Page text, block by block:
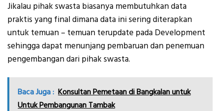
Jikalau pihak swasta biasanya membutuhkan data
praktis yang final dimana data ini sering diterapkan
untuk temuan – temuan terupdate pada Development
sehingga dapat menunjang pembaruan dan penemuan
pengembangan dari pihak swasta.
Baca Juga : Konsultan Pemetaan di Bangkalan untuk
Untuk Pembangunan Tambak